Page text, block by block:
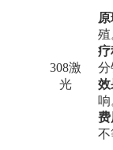
308激
光
原
殖
疗
分
效
响
费
不